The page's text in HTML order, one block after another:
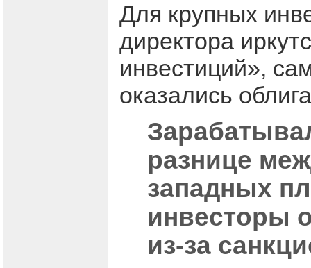
Для крупных
директора
инвестиций»,
оказались
разнице
западных
инвесторы
из-за